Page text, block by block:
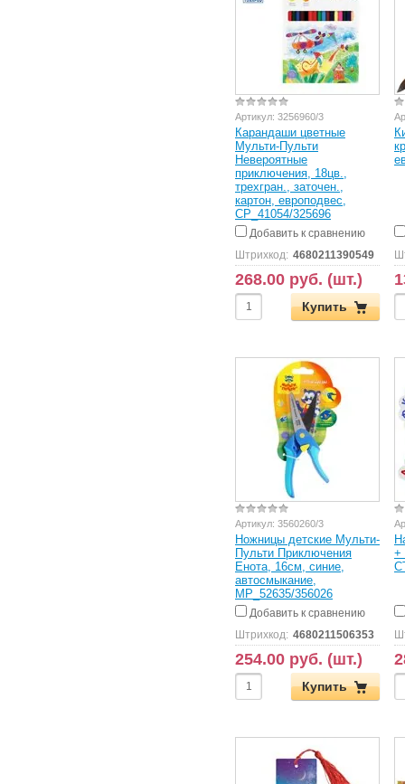
Артикул: 3256960/3
Карандаши цветные
Мульти-Пульти
Невероятные
приключения, 18цв.,
трехгран., заточен.,
картон, европодвес,
CP_41054/325696
Добавить к сравнению
Штрихкод: 4680211390549
268.00 руб. (шт.)
Купить
Артикул: 3560260/3
Ножницы детские Мульти-
Пульти Приключения
Енота, 16см, синие,
автосмыкание,
MP_52635/356026
Добавить к сравнению
Штрихкод: 4680211506353
254.00 руб. (шт.)
Купить
+